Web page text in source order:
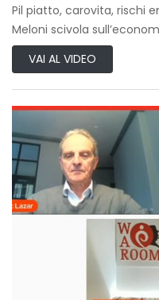
Pil piatto, carovita, rischi
Meloni scivola
VAI AL VIDEO